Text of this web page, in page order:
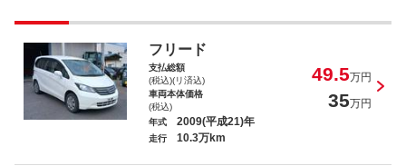
フリード
支払総額
(税込)(リ済込)
49.5万円
車両本体価格
(税込)
35万円
年式 2009(平成21)年
走行 10.3万km